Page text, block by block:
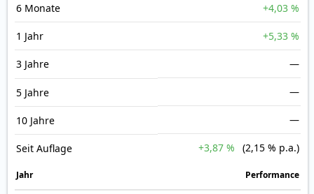
6 Monate +4,03 %
1 Jahr +5,33 %
3 Jahre —
5 Jahre —
10 Jahre —
Seit Auflage +3,87 % (2,15 % p.a.)
Jahr Perfor­mance